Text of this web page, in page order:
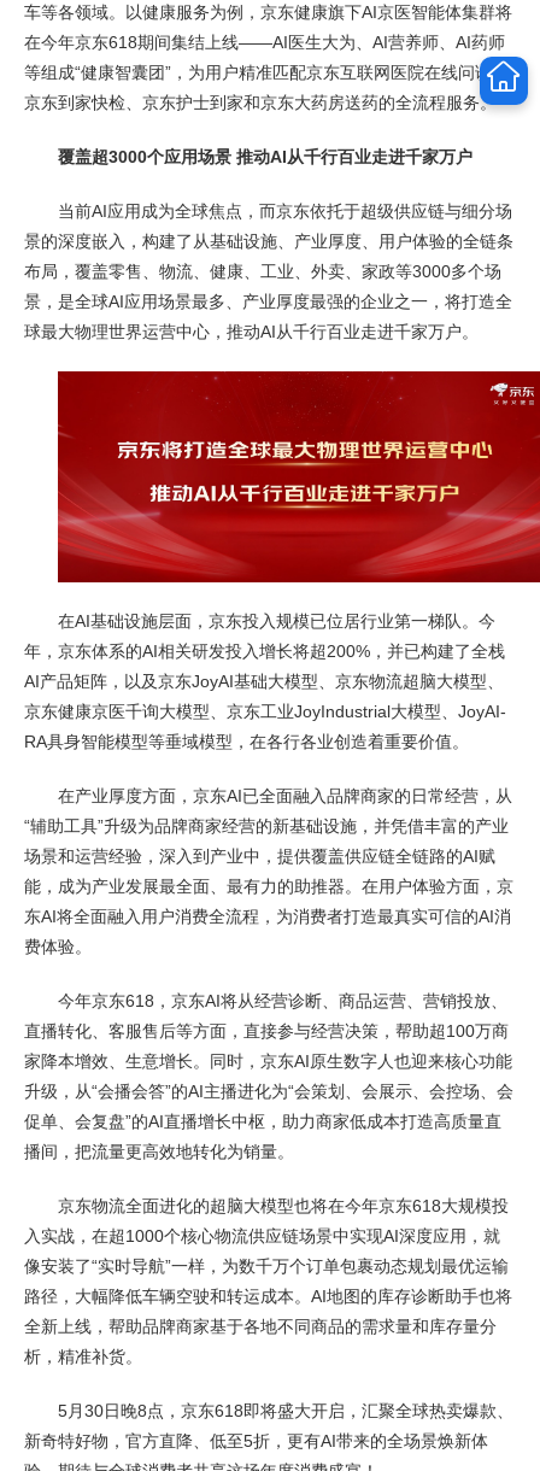
车等各领域。以健康服务为例，京东健康旗下AI京医智能体集群将
在今年京东618期间集结上线——AI医生大为、AI营养师、AI药师
等组成“健康智囊团”，为用户精准匹配京东互联网医院在线问诊、
京东到家快检、京东护士到家和京东大药房送药的全流程服务。
覆盖超3000个应用场景 推动AI从千行百业走进千家万户
当前AI应用成为全球焦点，而京东依托于超级供应链与细分场
景的深度嵌入，构建了从基础设施、产业厚度、用户体验的全链条
布局，覆盖零售、物流、健康、工业、外卖、家政等3000多个场
景，是全球AI应用场景最多、产业厚度最强的企业之一，将打造全
球最大物理世界运营中心，推动AI从千行百业走进千家万户。
在AI基础设施层面，京东投入规模已位居行业第一梯队。今
年，京东体系的AI相关研发投入增长将超200%，并已构建了全栈
AI产品矩阵，以及京东JoyAI基础大模型、京东物流超脑大模型、
京东健康京医千询大模型、京东工业JoyIndustrial大模型、JoyAI-
RA具身智能模型等垂域模型，在各行各业创造着重要价值。
在产业厚度方面，京东AI已全面融入品牌商家的日常经营，从
“辅助工具”升级为品牌商家经营的新基础设施，并凭借丰富的产业
场景和运营经验，深入到产业中，提供覆盖供应链全链路的AI赋
能，成为产业发展最全面、最有力的助推器。在用户体验方面，京
东AI将全面融入用户消费全流程，为消费者打造最真实可信的AI消
费体验。
今年京东618，京东AI将从经营诊断、商品运营、营销投放、
直播转化、客服售后等方面，直接参与经营决策，帮助超100万商
家降本增效、生意增长。同时，京东AI原生数字人也迎来核心功能
升级，从“会播会答”的AI主播进化为“会策划、会展示、会控场、会
促单、会复盘”的AI直播增长中枢，助力商家低成本打造高质量直
播间，把流量更高效地转化为销量。
京东物流全面进化的超脑大模型也将在今年京东618大规模投
入实战，在超1000个核心物流供应链场景中实现AI深度应用，就
像安装了“实时导航”一样，为数千万个订单包裹动态规划最优运输
路径，大幅降低车辆空驶和转运成本。AI地图的库存诊断助手也将
全新上线，帮助品牌商家基于各地不同商品的需求量和库存量分
析，精准补货。
5月30日晚8点，京东618即将盛大开启，汇聚全球热卖爆款、
新奇特好物，官方直降、低至5折，更有AI带来的全场景焕新体